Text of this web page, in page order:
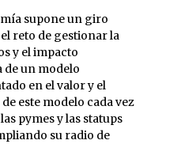
supone un giro
reto de gestionar la
y el impacto
de un modelo
en el valor y el
este modelo cada vez
pymes y las statups
su radio de